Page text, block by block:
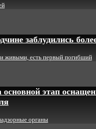
заблудились
живыми, есть первый погибший
основной этап
органы